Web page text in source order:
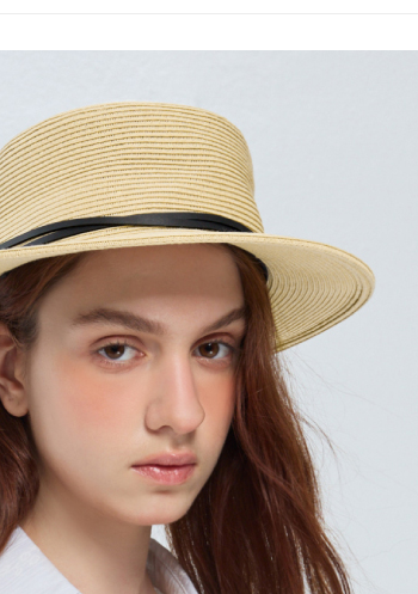
付款後7-11取貨
每筆NT$80，滿NT$2,000(含以上)免運費
宅配
每筆NT$120，滿NT$2,000(含以上)免運費
每筆NT$400，滿NT$2,000(含以上)免運費
付款後門市自取
免運費
國家/地區配送